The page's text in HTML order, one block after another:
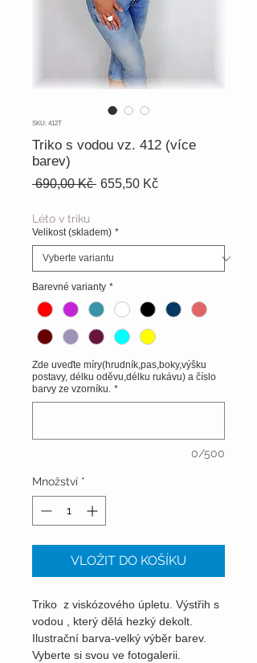
SKU: 412T
Triko s vodou vz. 412 (více
barev)
690,00 Kč Běžná
655,50 KčZvýhodněná
Léto v triku
Velikost (skladem) *
Barevné varianty *
Zde uveďte míry(hrudník,pas,boky,výšku
postavy, délku oděvu,délku rukávu) a číslo
barvy ze vzorníku. *
0/500
Množství *
VLOŽIT DO KOŠÍKU
Triko z viskózového úpletu. Výstřih s
vodou , který dělá hezký dekolt.
Ilustrační barva-velký výběr barev.
Vyberte si svou ve fotogalerii.